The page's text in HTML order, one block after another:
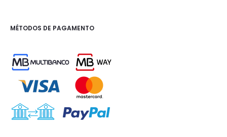
MÉTODOS DE PAGAMENTO